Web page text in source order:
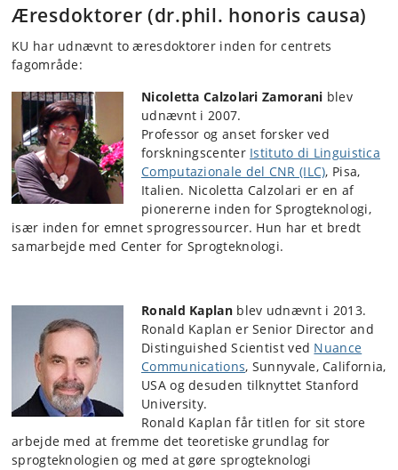
Æresdoktorer (dr.phil. honoris causa)
KU har udnævnt to æresdoktorer inden for centrets
fagområde:
Nicoletta Calzolari Zamorani blev
udnævnt i 2007.
Professor og anset forsker ved
forskningscenter Istituto di Linguistica
Computazionale del CNR (ILC), Pisa,
Italien. Nicoletta Calzolari er en af
pionererne inden for Sprogteknologi,
især inden for emnet sprogressourcer. Hun har et bredt
samarbejde med Center for Sprogteknologi.
Ronald Kaplanblev udnævnti 2013.
Ronald Kaplan er Senior Director and
Distinguished Scientist ved Nuance
Communications, Sunnyvale, California,
USA og desuden tilknyttet Stanford
University.
Ronald Kaplan får titlen for sit store
arbejde med at fremme det teoretiske grundlag for
sprogteknologien og med at gøre sprogteknologi